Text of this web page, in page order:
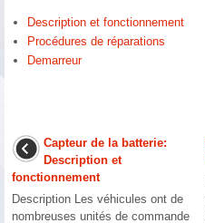
Description et fonctionnement
Procédures de réparations
Demarreur
Capteur de la batterie:
Description et
fonctionnement
Description Les véhicules ont de
nombreuses unités de commande